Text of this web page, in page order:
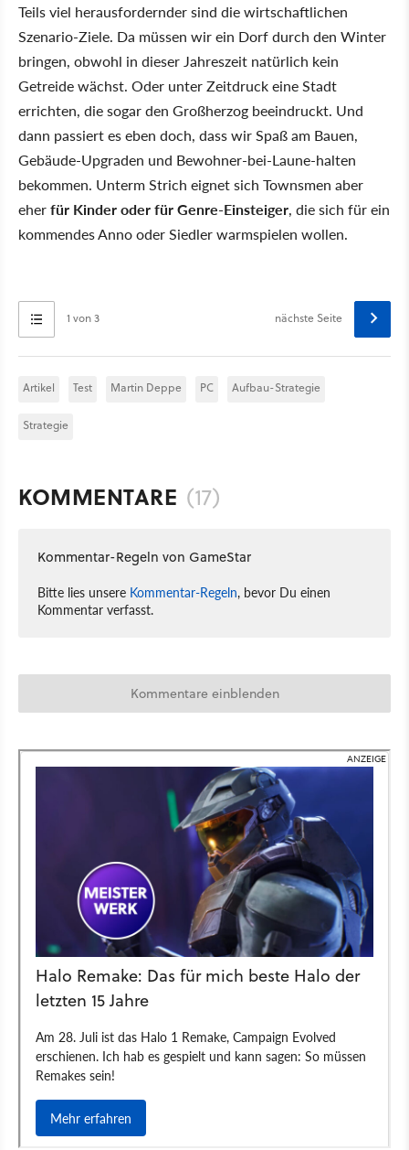
Teils viel herausfordernder sind die wirtschaftlichen
Szenario-Ziele. Da müssen wir ein Dorf durch den Winter
bringen, obwohl in dieser Jahreszeit natürlich kein
Getreide wächst. Oder unter Zeitdruck eine Stadt
errichten, die sogar den Großherzog beeindruckt. Und
dann passiert es eben doch, dass wir Spaß am Bauen,
Gebäude-Upgraden und Bewohner-bei-Laune-halten
bekommen. Unterm Strich eignet sich Townsmen aber
eherfür Kinder oder für Genre-Einsteiger, die sich für ein
kommendes Anno oder Siedler warmspielen wollen.
1 von 3 nächste Seite
Artikel Test Martin Deppe PC Aufbau-Strategie
Strategie
KOMMENTARE (17)
Kommentar-Regeln von GameStar
Bitte lies unsere Kommentar-Regeln, bevor Du einen
Kommentar verfasst.
Kommentare einblenden